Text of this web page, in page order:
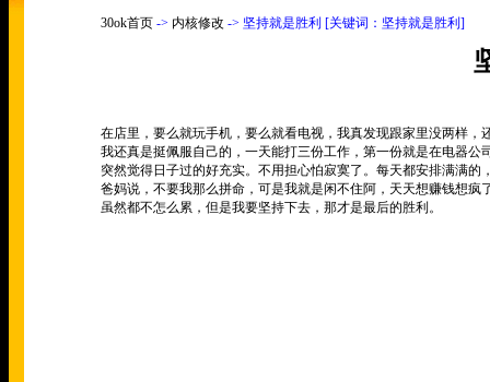
30ok首页 -> 内核修改 -> 坚持就是胜利 [关键词：坚持就是胜利]
在店里，要么就玩手机，要么就看电视，我真发现跟家里没两样
我还真是挺佩服自己的，一天能打三份工作，第一份就是在电器公
突然觉得日子过的好充实。不用担心怕寂寞了。每天都安排满满的
爸妈说，不要我那么拼命，可是我就是闲不住阿，天天想赚钱想
虽然都不怎么累，但是我要坚持下去，那才是最后的胜利。